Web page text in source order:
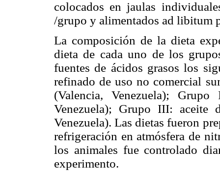
colocados en jaulas
/grupo y alimentados ad libitum
La composición de la dieta
dieta de cada uno de los
fuentes de ácidos grasos los
refinado de uso no comercial
(Valencia, Venezuela);
Venezuela); Grupo III: aceite
Venezuela). Las dietas fueron
refrigeración en atmósfera de
los animales fue controlado
experimento.